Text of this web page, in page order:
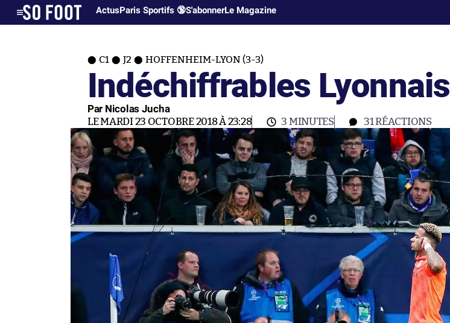
ActusParis Sportifs 🔞S'abonnerLe Magazine
C1 J2 HOFFENHEIM-LYON (3-3)
Indéchiffrables Lyonnais
Par Nicolas Jucha
LE MARDI 23 OCTOBRE 2018 À 23:28 3 MINUTES 31RÉACTIONS